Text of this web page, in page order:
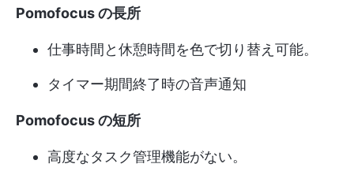
Pomofocus の長所
仕事時間と休憩時間を色で切り替え可能。
タイマー期間終了時の音声通知
Pomofocus の短所
高度なタスク管理機能がない。